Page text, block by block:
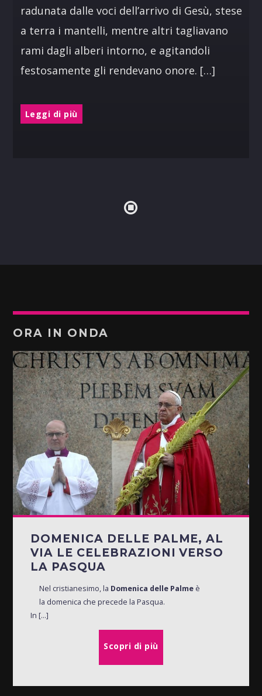
radunata dalle voci dell’arrivo di Gesù, stese
a terra i mantelli, mentre altri tagliavano
rami dagli alberi intorno, e agitandoli
festosamente gli rendevano onore. […]
Leggi di più
ORA IN ONDA
DOMENICA DELLE PALME, AL
VIA LE CELEBRAZIONI VERSO
LA PASQUA
Nel cristianesimo, la Domenica delle Palme è
la domenica che precede la Pasqua.
In [...]
Scopri di più